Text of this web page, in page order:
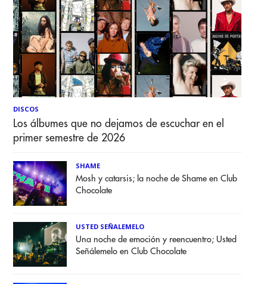
DISCOS
Los álbumes que no dejamos de escuchar en el
primer semestre de 2026
SHAME
Mosh y catarsis; la noche de Shame en Club
Chocolate
USTED SEÑALEMELO
Una noche de emoción y reencuentro; Usted
Señálemelo en Club Chocolate